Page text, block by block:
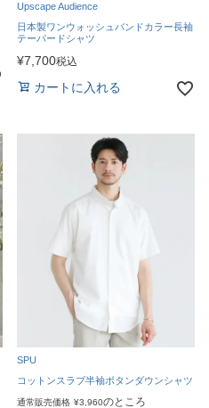
Upscape Audience
日本製ワンウォッシュバンドカラー長袖
テーパードシャツ
¥7,700税込
カートに入れる
SPU
コットンスラブ半袖ボタンダウンシャツ
通常販売価格 ¥3,960のところ